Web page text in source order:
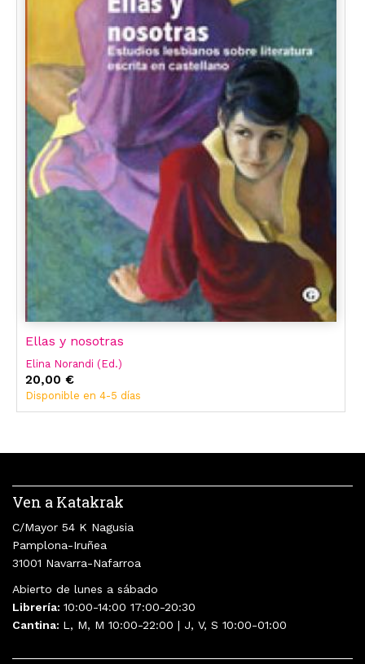
Ellas y nosotras
Elina Norandi (Ed.)
20,00 €
Disponible en 4-5 días
Ven a Katakrak
C/Mayor 54 K Nagusia
Pamplona-Iruñea
31001 Navarra-Nafarroa
Abierto de lunes a sábado
Librería: 10:00-14:00 17:00-20:30
Cantina: L, M, M 10:00-22:00 | J, V, S 10:00-01:00